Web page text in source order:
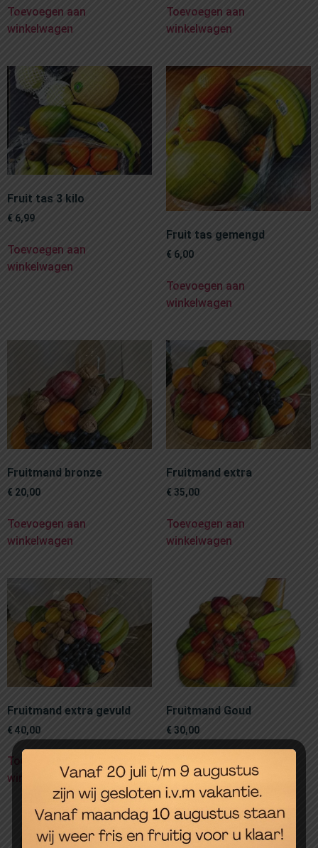
Toevoegen aan
winkelwagen
Toevoegen aan
winkelwagen
Fruit tas 3 kilo
€ 6,99
Toevoegen aan
winkelwagen
Fruit tas gemengd
€ 6,00
Toevoegen aan
winkelwagen
Fruitmand bronze
€ 20,00
Toevoegen aan
winkelwagen
Fruitmand extra
€ 35,00
Toevoegen aan
winkelwagen
Fruitmand extra gevuld
€ 40,00
Toevoegen aan
winkelwagen
Fruitmand Goud
€ 30,00
winkelwagen